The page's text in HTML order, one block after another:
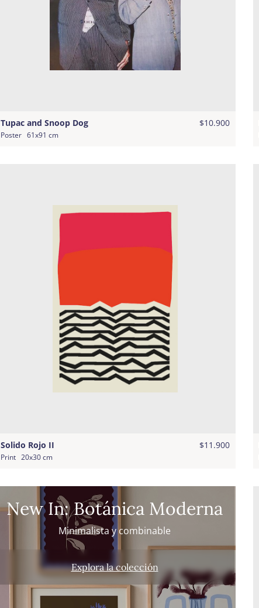
Tupac and Snoop Dog $10.900
Poster 61x91 cm
Solido Rojo II $11.900
Print 20x30 cm
New In: Botánica Moderna
Minimalista y combinable
Explora la colección